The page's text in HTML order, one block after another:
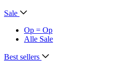
Sale
Op = Op
Alle Sale
Best sellers